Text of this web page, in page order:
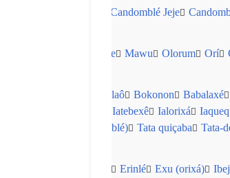
Candomblé Jeje
Inquice Mawu Olorum Orí
Babalaô Bokonon Babalaxé
Iatebexê Ialorixá
Tata (candomblé) Tata quiçaba Tata-
Erinlé Exu (orixá)‎